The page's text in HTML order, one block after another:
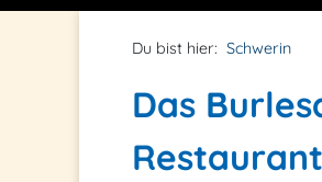
Du bist hier: Schwerin
Das
Restaurant